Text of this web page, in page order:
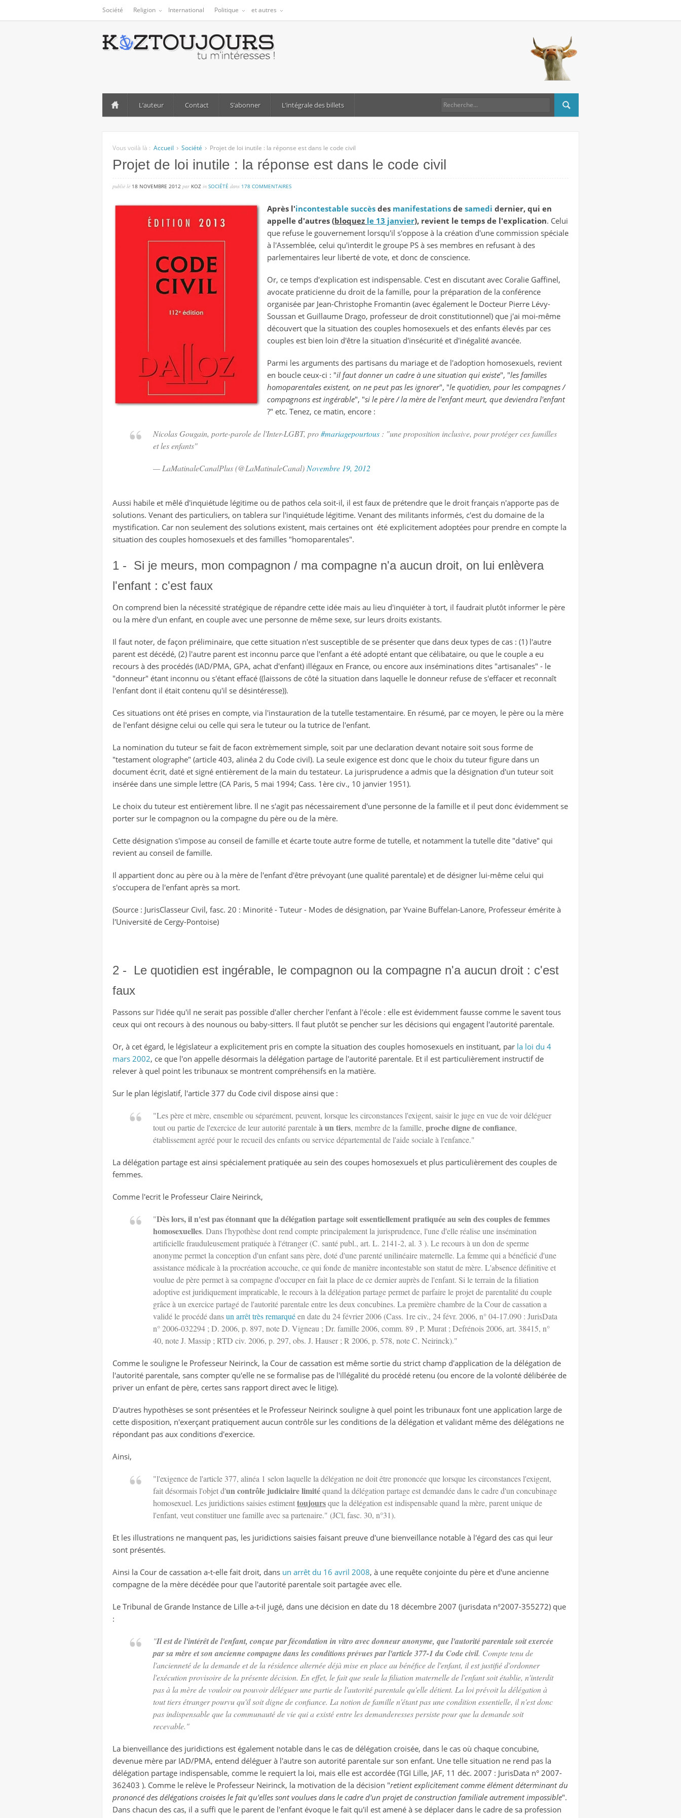
Société Religion International Politique et autres
L’auteur Contact S’abonner L’intégrale des billets
Vous voilà là : Accueil Société Projet de loi inutile : la réponse est dans le code civil
Projet de loi inutile : la réponse est dans le code civil
publié lé 18 NOVEMBRE 2012 par KOZ in SOCIÉTÉ dans 178 COMMENTAIRESsur
de
loi
inutile
:
la
est
dans
le
code
civil
Après l'incontestable succès des manifestations de samedi dernier, qui en
appelle d'autres (bloquez le 13 janvier), revient le temps de l'explication. Celui
que refuse le gouvernement lorsqu'il s'oppose à la création d'une commission spéciale
à l'Assemblée, celui qu'interdit le groupe PS à ses membres en refusant à des
parlementaires leur liberté de vote, et donc de conscience.
Or, ce temps d'explication est indispensable. C'est en discutant avec Coralie Gaffinel,
avocate praticienne du droit de la famille, pour la préparation de la conférence
organisée par Jean-Christophe Fromantin (avec également le Docteur Pierre Lévy-
Soussan et Guillaume Drago, professeur de droit constitutionnel) que j'ai moi-même
découvert que la situation des couples homosexuels et des enfants élevés par ces
couples est bien loin d'être la situation d'insécurité et d'inégalité avancée.
Parmi les arguments des partisans du mariage et de l'adoption homosexuels, revient
en boucle ceux-ci : "il faut donner un cadre à une situation qui existe", "les familles
homoparentales existent, on ne peut pas les ignorer", "le quotidien, pour les compagnes /
compagnons est ingérable", "si le père / la mère de l'enfant meurt, que deviendra l'enfant
?" etc. Tenez, ce matin, encore :
Nicolas Gougain, porte-parole de l'Inter-LGBT, pro#mariagepourtous : "une proposition inclusive, pour protéger ces familles
et les enfants"
— LaMatinaleCanalPlus (@LaMatinaleCanal) Novembre 19, 2012
Aussi habile et mêlé d'inquiétude légitime ou de pathos cela soit-il, il est faux de prétendre que le droit français n'apporte pas de
solutions. Venant des particuliers, on tablera sur l'inquiétude légitime. Venant des militants informés, c'est du domaine de la
mystification. Car non seulement des solutions existent, mais certaines ont été explicitement adoptées pour prendre en compte la
situation des couples homosexuels et des familles "homoparentales".
1 - Si je meurs, mon compagnon / ma compagne n'a aucun droit, on lui enlèvera
l'enfant : c'est faux
On comprend bien la nécessité stratégique de répandre cette idée mais au lieu d'inquiéter à tort, il faudrait plutôt informer le père
ou la mère d'un enfant, en couple avec une personne de même sexe, sur leurs droits existants.
Il faut noter, de façon préliminaire, que cette situation n'est susceptible de se présenter que dans deux types de cas : (1) l'autre
parent est décédé, (2) l'autre parent est inconnu parce que l'enfant a été adopté entant que célibataire, ou que le couple a eu
recours à des procédés (IAD/PMA, GPA, achat d'enfant) illégaux en France, ou encore aux inséminations dites "artisanales" - le
"donneur" étant inconnu ou s'étant effacé ((laissons de côté la situation dans laquelle le donneur refuse de s'effacer et reconnaît
l'enfant dont il était contenu qu'il se désintéresse)).
Ces situations ont été prises en compte, via l'instauration de la tutelle testamentaire. En résumé, par ce moyen, le père ou la mère
de l'enfant désigne celui ou celle qui sera le tuteur ou la tutrice de l'enfant.
La nomination du tuteur se fait de facon extrèmement simple, soit par une declaration devant notaire soit sous forme de
"testament olographe" (article 403, alinéa 2 du Code civil). La seule exigence est donc que le choix du tuteur figure dans un
document écrit, daté et signé entièrement de la main du testateur. La jurisprudence a admis que la désignation d'un tuteur soit
insérée dans une simple lettre (CA Paris, 5 mai 1994; Cass. 1ère civ., 10 janvier 1951).
Le choix du tuteur est entièrement libre. Il ne s'agit pas nécessairement d'une personne de la famille et il peut donc évidemment se
porter sur le compagnon ou la compagne du père ou de la mère.
Cette désignation s'impose au conseil de famille et écarte toute autre forme de tutelle, et notamment la tutelle dite "dative" qui
revient au conseil de famille.
Il appartient donc au père ou à la mère de l'enfant d'être prévoyant (une qualité parentale) et de désigner lui-même celui qui
s'occupera de l'enfant après sa mort.
(Source : JurisClasseur Civil, fasc. 20 : Minorité - Tuteur - Modes de désignation, par Yvaine Buffelan-Lanore, Professeur émérite à
l'Université de Cergy-Pontoise)
2 - Le quotidien est ingérable, le compagnon ou la compagne n'a aucun droit : c'est
faux
Passons sur l'idée qu'il ne serait pas possible d'aller chercher l'enfant à l'école : elle est évidemment fausse comme le savent tous
ceux qui ont recours à des nounous ou baby-sitters. Il faut plutôt se pencher sur les décisions qui engagent l'autorité parentale.
Or, à cet égard, le législateur a explicitement pris en compte la situation des couples homosexuels en instituant, par la loi du 4
mars 2002, ce que l'on appelle désormais la délégation partage de l'autorité parentale. Et il est particulièrement instructif de
relever à quel point les tribunaux se montrent compréhensifs en la matière.
Sur le plan législatif, l'article 377 du Code civil dispose ainsi que :
"Les père et mère, ensemble ou séparément, peuvent, lorsque les circonstances l'exigent, saisir le juge en vue de voir déléguer
tout ou partie de l'exercice de leur autorité parentaleà un tiers, membre de la famille, proche digne de confiance,
établissement agréé pour le recueil des enfants ou service départemental de l'aide sociale à l'enfance."
La délégation partage est ainsi spécialement pratiquée au sein des coupes homosexuels et plus particulièrement des couples de
femmes.
Comme l'ecrit le Professeur Claire Neirinck,
"Dès lors, il n'est pas étonnant que la délégation partage soit essentiellement pratiquée au sein des couples de femmes
homosexuelles. Dans l'hypothèse dont rend compte principalement la jurisprudence, l'une d'elle réalise une insémination
artificielle frauduleusement pratiquée à l'étranger (C. santé publ., art. L. 2141-2, al. 3 ). Le recours à un don de sperme
anonyme permet la conception d'un enfant sans père, doté d'une parenté unilinéaire maternelle. La femme qui a bénéficié d'une
assistance médicale à la procréation accouche, ce qui fonde de manière incontestable son statut de mère. L'absence définitive et
voulue de père permet à sa compagne d'occuper en fait la place de ce dernier auprès de l'enfant. Si le terrain de la filiation
adoptive est juridiquement impraticable, le recours à la délégation partage permet de parfaire le projet de parentalité du couple
grâce à un exercice partagé de l'autorité parentale entre les deux concubines. La première chambre de la Cour de cassation a
validé le procédé dansun arrêt très remarquéen date du 24 février 2006 (Cass. 1re civ., 24 févr. 2006, n° 04-17.090 : JurisData
n° 2006-032294 ; D. 2006, p. 897, note D. Vigneau ; Dr. famille 2006, comm. 89 , P. Murat ; Defrénois 2006, art. 38415, n°
40, note J. Massip ; RTD civ. 2006, p. 297, obs. J. Hauser ; R 2006, p. 578, note C. Neirinck)."
Comme le souligne le Professeur Neirinck, la Cour de cassation est même sortie du strict champ d'application de la délégation de
l'autorité parentale, sans compter qu'elle ne se formalise pas de l'illégalité du procédé retenu (ou encore de la volonté délibérée de
priver un enfant de père, certes sans rapport direct avec le litige).
D'autres hypothèses se sont présentées et le Professeur Neirinck souligne à quel point les tribunaux font une application large de
cette disposition, n'exerçant pratiquement aucun contrôle sur les conditions de la délégation et validant même des délégations ne
répondant pas aux conditions d'exercice.
Ainsi,
"l'exigence de l'article 377, alinéa 1 selon laquelle la délégation ne doit être prononcée que lorsque les circonstances l'exigent,
fait désormais l'objet d'un contrôle judiciaire limitéquand la délégation partage est demandée dans le cadre d'un concubinage
homosexuel. Les juridictions saisies estimenttoujoursque la délégation est indispensable quand la mère, parent unique de
l'enfant, veut constituer une famille avec sa partenaire." (JCl, fasc. 30, n°31).
Et les illustrations ne manquent pas, les juridictions saisies faisant preuve d'une bienveillance notable à l'égard des cas qui leur
sont présentés.
Ainsi la Cour de cassation a-t-elle fait droit, dans un arrêt du 16 avril 2008, à une requête conjointe du père et d'une ancienne
compagne de la mère décédée pour que l'autorité parentale soit partagée avec elle.
Le Tribunal de Grande Instance de Lille a-t-il jugé, dans une décision en date du 18 décembre 2007 (jurisdata n°2007-355272) que
:
"Il est de l'intérêt de l'enfant, conçue par fécondation in vitro avec donneur anonyme, que l'autorité parentale soit exercée
par sa mère et son ancienne compagne dans les conditions prévues par l'article 377-1 du Code civil. Compte tenu de
l'ancienneté de la demande et de la résidence alternée déjà mise en place au bénéfice de l'enfant, il est justifié d'ordonner
l'exécution provisoire de la présente décision. En effet, le fait que seule la filiation maternelle de l'enfant soit établie, n'interdit
pas à la mère de vouloir ou pouvoir déléguer une partie de l'autorité parentale qu'elle détient. La loi prévoit la délégation à
tout tiers étranger pourvu qu'il soit digne de confiance. La notion de famille n'étant pas une condition essentielle, il n'est donc
pas indispensable que la communauté de vie qui a existé entre les demanderesses persiste pour que la demande soit
recevable."
La bienveillance des juridictions est également notable dans le cas de délégation croisée, dans le cas où chaque concubine,
devenue mère par IAD/PMA, entend déléguer à l'autre son autorité parentale sur son enfant. Une telle situation ne rend pas la
délégation partage indispensable, comme le requiert la loi, mais elle est accordée (TGI Lille, JAF, 11 déc. 2007 : JurisData n° 2007-
362403 ). Comme le relève le Professeur Neirinck, la motivation de la décision "retient explicitement comme élément déterminant du
prononcé des délégations croisées le fait qu'elles sont voulues dans le cadre d'un projet de construction familiale autrement impossible".
Dans chacun des cas, il a suffi que le parent de l'enfant évoque le fait qu'il est amené à se déplacer dans le cadre de sa profession